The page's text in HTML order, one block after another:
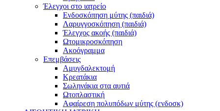
Έλεγχοι στο ιατρείο
Ενδοσκόπηση μύτης (παιδιά)
Λαρυγγοσκόπηση (παιδιά)
Έλεγχος ακοής (παιδιά)
Ωτομικροσκόπηση
Ακοόγραμμα
Επεμβάσεις
Αμυγδαλεκτομή
Κρεατάκια
Σωληνάκια στα αυτιά
Ωτοπλαστική
Αφαίρεση πολυπόδων μύτης (ενδοσκ)